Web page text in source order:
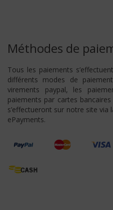
Méthodes de
Tous les paiements
différents modes de
virements paypal, les
paiements par cartes
s’effectueront sur notre site
ePayments.